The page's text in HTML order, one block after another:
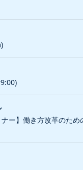
ナー】働き方改革のた